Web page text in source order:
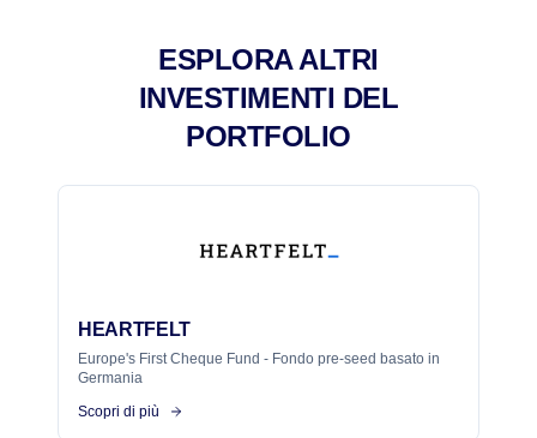
ESPLORA ALTRI
INVESTIMENTI DEL
PORTFOLIO
HEARTFELT
Europe's First Cheque Fund - Fondo pre-seed basato in
Germania
Scopri di più